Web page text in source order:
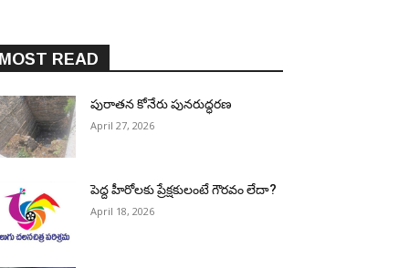
READ
పురాత‌న కోనేరు పున‌రుద్ధ‌ర‌ణ
April 27, 2026
పెద్ద హీరోల‌కు ప్రేక్ష‌కులంటే గౌర‌వం లేదా?
April 18, 2026